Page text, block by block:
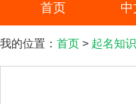
首页 中
我的位置： 首页 > 起名知识